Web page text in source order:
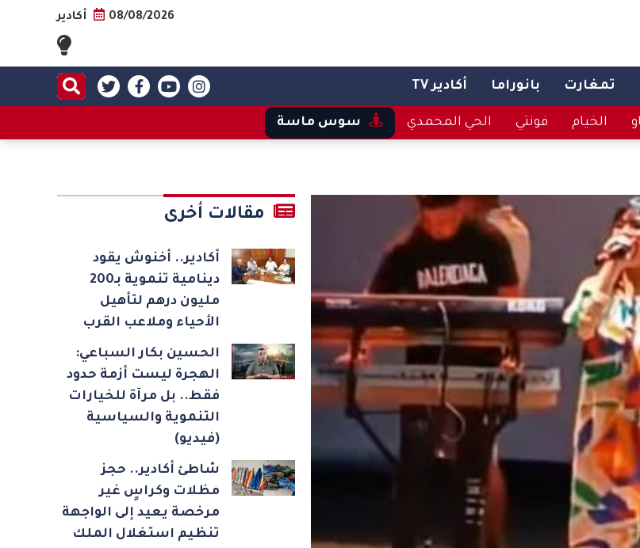
08/08/2026 أكادير
تمغارت بانوراما أكادير TV
الخيام فونتي الحي المحمدي سوس ماسة
مقالات أخرى
أكادير.. أخنوش يقود
دينامية تنموية بـ200
مليون درهم لتأهيل
الأحياء وملاعب القرب
الحسين بكار السباعي:
الهجرة ليست أزمة حدود
فقط.. بل مرآة للخيارات
التنموية والسياسية
(فيديو)
شاطئ أكادير.. حجز
مظلات وكراسٍ غير
مرخصة يعيد إلى الواجهة
تنظيم استغلال الملك